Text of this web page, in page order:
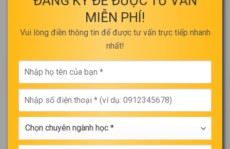
MIỄN PHÍ!
Vui lòng điền thông tin để được tư vấn trực tiếp nhanh
nhất!
họ
tên
của
bạn
*
số
điện
thoại
chuyên
ngành